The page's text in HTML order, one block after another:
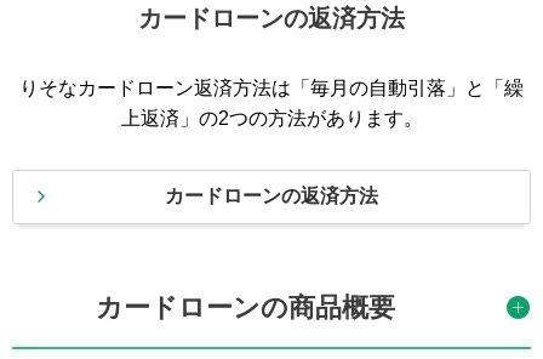
カードローンの返済方法
りそなカードローン返済方法は「毎月の自動引落」と「繰
上返済」の2つの方法があります。
カードローンの返済方法
カードローンの商品概要